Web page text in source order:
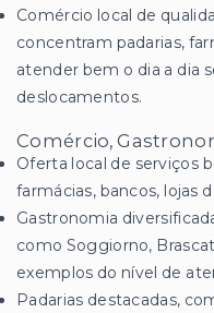
Comércio local de
concentram padarias,
atender bem o dia a dia
deslocamentos.
Comércio,
Oferta local de serviços
farmácias, bancos, lojas
Gastronomia
como Soggiorno,
exemplos do nível de
Padarias destacadas,